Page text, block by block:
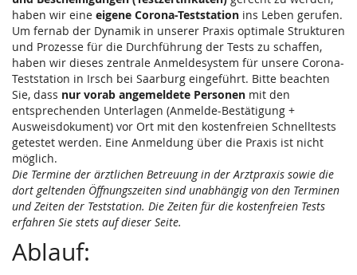
haben wir eine eigene Corona-Teststation ins Leben gerufen.
Um fernab der Dynamik in unserer Praxis optimale Strukturen
und Prozesse für die Durchführung der Tests zu schaffen,
haben wir dieses zentrale Anmeldesystem für unsere Corona-
Teststation in Irsch bei Saarburg eingeführt. Bitte beachten
Sie, dass nur vorab angemeldete Personen mit den
entsprechenden Unterlagen (Anmelde-Bestätigung +
Ausweisdokument) vor Ort mit den kostenfreien Schnelltests
getestet werden. Eine Anmeldung über die Praxis ist nicht
möglich.
Die Termine der ärztlichen Betreuung in der Arztpraxis sowie die
dort geltenden Öffnungszeiten sind unabhängig von den Terminen
und Zeiten der Teststation. Die Zeiten für die kostenfreien Tests
erfahren Sie stets auf dieser Seite.
Ablauf: